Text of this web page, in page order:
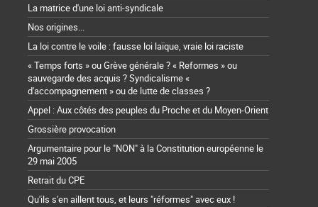
La matrice d'une loi anti-syndicale
Nos origines...
La loi contre le voile : fausse loi laïque, vraie loi raciste
« Temps forts » ou Grève générale ? « Reformes » ou
sauvegarde des acquis ? Syndicalisme «
d'accompagnement » ou de lutte de classes ?
Appel : Aux côtés des peuples du Proche et du Moyen-Orient
Grossière provocation
Argumentaire pour le "NON" à la Constitution européenne le
29 mai 2005
Retrait du CPE
Qu'ils s'en aillent tous, et leurs "réformes" avec eux !